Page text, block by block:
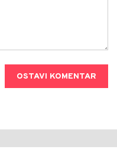
OSTAVI KOMENTAR